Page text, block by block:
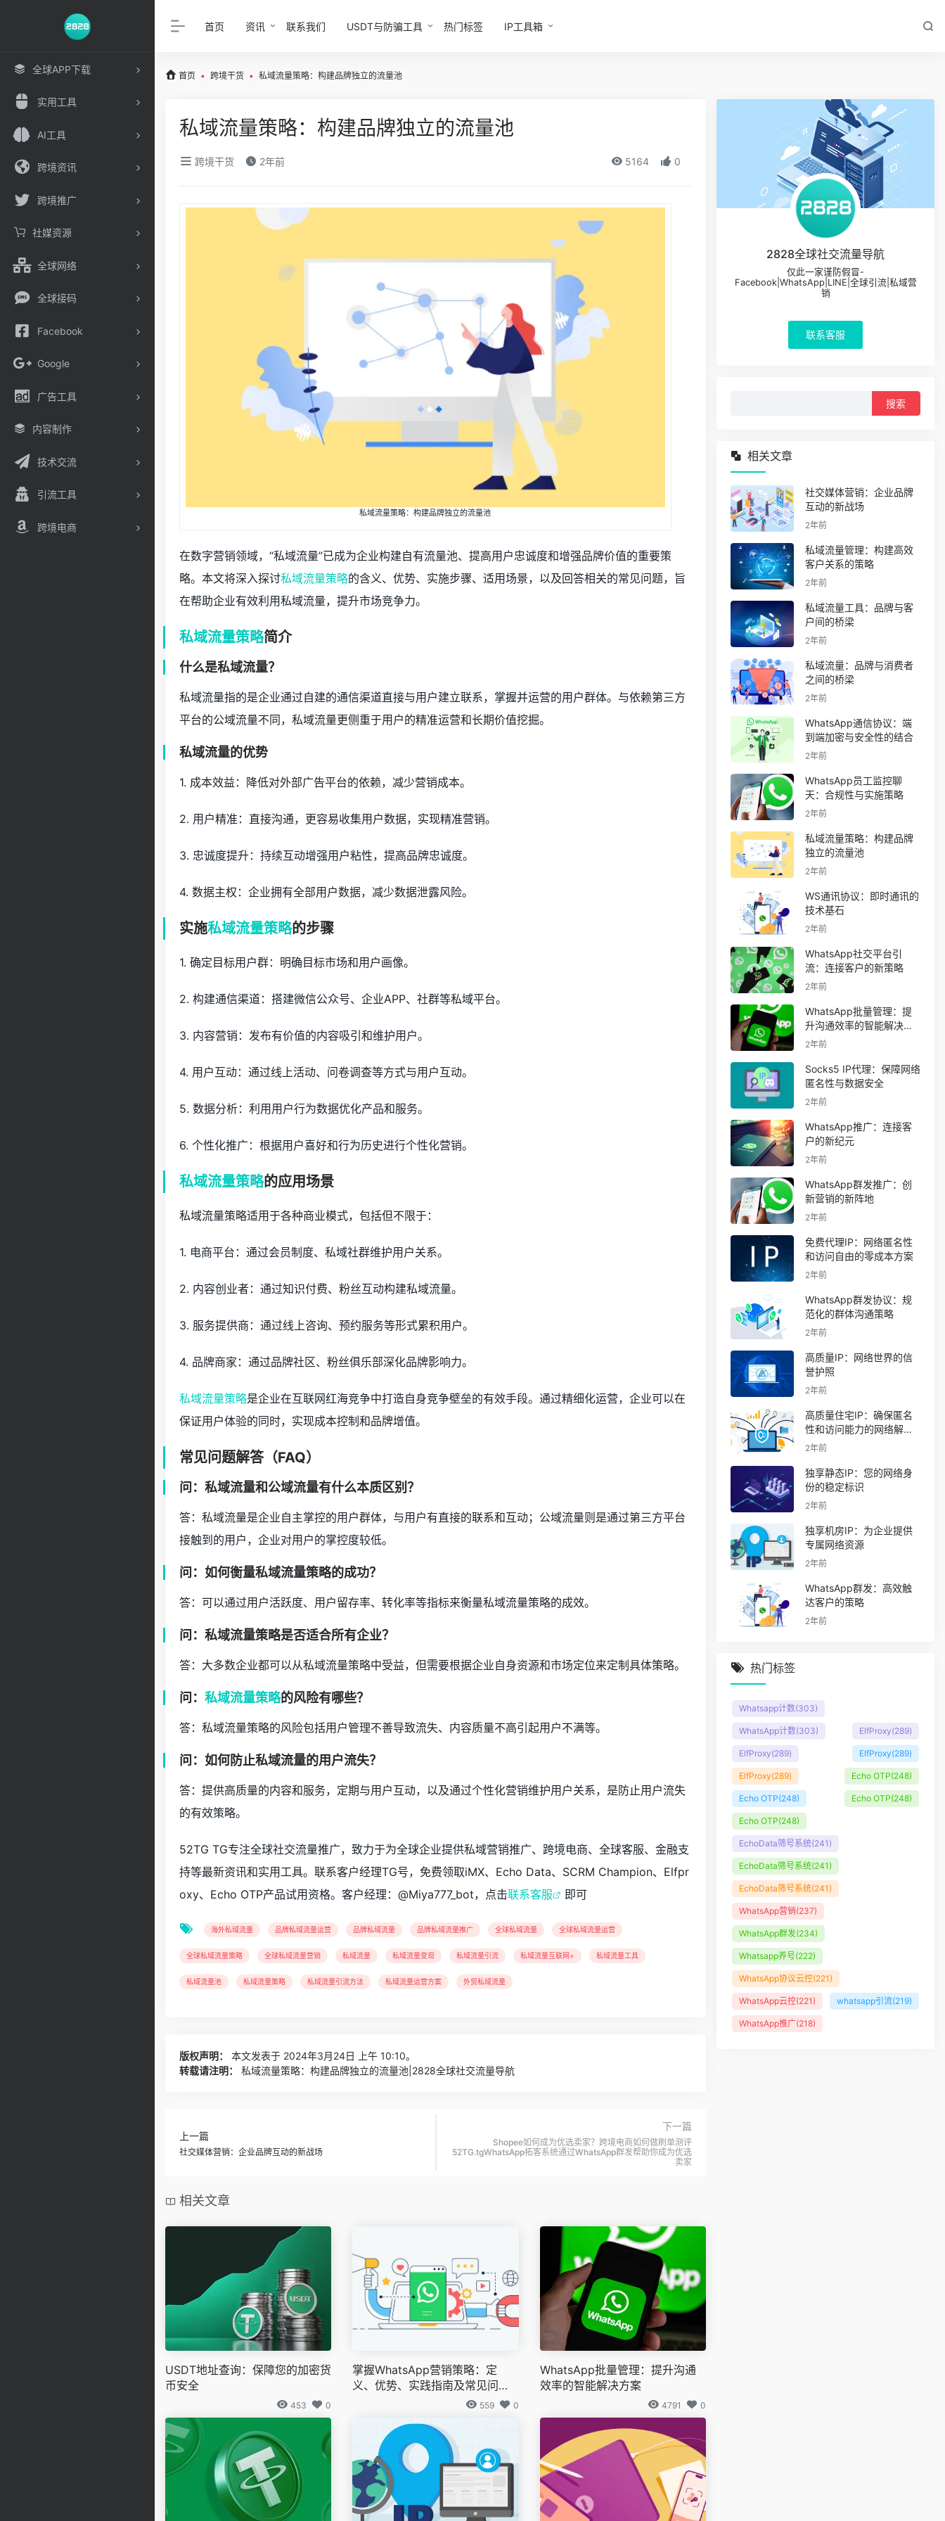
全球APP下载
实用工具
AI工具
跨境资讯
跨境推广
社媒资源
全球网络
全球接码
Facebook
Google
广告工具
内容制作
技术交流
引流工具
跨境电商
首页 资讯 联系我们 USDT与防骗工具 热门标签 IP工具箱
首页 • 跨境干货 • 私域流量策略：构建品牌独立的流量池
私域流量策略：构建品牌独立的流量池
跨境干货 2年前 5164 0
私域流量策略：构建品牌独立的流量池
在数字营销领域，“私域流量”已成为企业构建自有流量池、提高用户忠诚度和增强品牌价值的重要策
略。本文将深入探讨私域流量策略的含义、优势、实施步骤、适用场景，以及回答相关的常见问题，旨
在帮助企业有效利用私域流量，提升市场竞争力。
私域流量策略简介
什么是私域流量？
私域流量指的是企业通过自建的通信渠道直接与用户建立联系，掌握并运营的用户群体。与依赖第三方
平台的公域流量不同，私域流量更侧重于用户的精准运营和长期价值挖掘。
私域流量的优势
1. 成本效益：降低对外部广告平台的依赖，减少营销成本。
2. 用户精准：直接沟通，更容易收集用户数据，实现精准营销。
3. 忠诚度提升：持续互动增强用户粘性，提高品牌忠诚度。
4. 数据主权：企业拥有全部用户数据，减少数据泄露风险。
实施私域流量策略的步骤
1. 确定目标用户群：明确目标市场和用户画像。
2. 构建通信渠道：搭建微信公众号、企业APP、社群等私域平台。
3. 内容营销：发布有价值的内容吸引和维护用户。
4. 用户互动：通过线上活动、问卷调查等方式与用户互动。
5. 数据分析：利用用户行为数据优化产品和服务。
6. 个性化推广：根据用户喜好和行为历史进行个性化营销。
私域流量策略的应用场景
私域流量策略适用于各种商业模式，包括但不限于：
1. 电商平台：通过会员制度、私域社群维护用户关系。
2. 内容创业者：通过知识付费、粉丝互动构建私域流量。
3. 服务提供商：通过线上咨询、预约服务等形式累积用户。
4. 品牌商家：通过品牌社区、粉丝俱乐部深化品牌影响力。
私域流量策略是企业在互联网红海竞争中打造自身竞争壁垒的有效手段。通过精细化运营，企业可以在
保证用户体验的同时，实现成本控制和品牌增值。
常见问题解答（FAQ）
问：私域流量和公域流量有什么本质区别？
答：私域流量是企业自主掌控的用户群体，与用户有直接的联系和互动；公域流量则是通过第三方平台
接触到的用户，企业对用户的掌控度较低。
问：如何衡量私域流量策略的成功？
答：可以通过用户活跃度、用户留存率、转化率等指标来衡量私域流量策略的成效。
问：私域流量策略是否适合所有企业？
答：大多数企业都可以从私域流量策略中受益，但需要根据企业自身资源和市场定位来定制具体策略。
问： 私域流量策略的风险有哪些？
答：私域流量策略的风险包括用户管理不善导致流失、内容质量不高引起用户不满等。
问：如何防止私域流量的用户流失？
答：提供高质量的内容和服务，定期与用户互动，以及通过个性化营销维护用户关系，是防止用户流失
的有效策略。
52TG TG专注全球社交流量推广，致力于为全球企业提供私域营销推广、跨境电商、全球客服、金融支
持等最新资讯和实用工具。联系客户经理TG号，免费领取iMX、Echo Data、SCRM Champion、Elfpr
oxy、Echo OTP产品试用资格。客户经理：@Miya777_bot，点击联系客服 即可
海外私域流量 品牌私域流量运营 品牌私域流量 品牌私域流量推广 全球私域流量 全球私域流量运营
全球私域流量策略 全球私域流量营销 私域流量 私域流量变现 私域流量引流 私域流量互联网+ 私域流量工具
私域流量池 私域流量策略 私域流量引流方法 私域流量运营方案 外贸私域流量
版权声明：
本文发表于 2024年3月24日 上午 10:10。
转载请注明：
私域流量策略：构建品牌独立的流量池|2828全球社交流量导航
上一篇
社交媒体营销：企业品牌互动的新战场
下一篇
Shopee如何成为优选卖家？跨境电商如何做刷单测评
52TG.tgWhatsApp拓客系统通过WhatsApp群发帮助你成为优选
卖家
相关文章
USDT地址查询：保障您的加密货
币安全
453 0
掌握WhatsApp营销策略：定
义、优势、实践指南及常见问题
559 0
WhatsApp批量管理：提升沟通
效率的智能解决方案
4791 0
2828全球社交流量导航
仅此一家谨防假冒-
Facebook|WhatsApp|LINE|全球引流|私域营
销
联系客服
相关文章
社交媒体营销：企业品牌
互动的新战场
2年前
私域流量管理：构建高效
客户关系的策略
2年前
私域流量工具：品牌与客
户间的桥梁
2年前
私域流量：品牌与消费者
之间的桥梁
2年前
WhatsApp通信协议：端
到端加密与安全性的结合
2年前
WhatsApp员工监控聊
天：合规性与实施策略
2年前
私域流量策略：构建品牌
独立的流量池
2年前
WS通讯协议：即时通讯的
技术基石
2年前
WhatsApp社交平台引
流：连接客户的新策略
2年前
WhatsApp批量管理：提
升沟通效率的智能解决方
案
2年前
Socks5 IP代理：保障网络
匿名性与数据安全
2年前
WhatsApp推广：连接客
户的新纪元
2年前
WhatsApp群发推广：创
新营销的新阵地
2年前
免费代理IP：网络匿名性
和访问自由的零成本方案
2年前
WhatsApp群发协议：规
范化的群体沟通策略
2年前
高质量IP：网络世界的信
誉护照
2年前
高质量住宅IP：确保匿名
性和访问能力的网络解决
方案
2年前
独享静态IP：您的网络身
份的稳定标识
2年前
独享机房IP：为企业提供
专属网络资源
2年前
WhatsApp群发：高效触
达客户的策略
2年前
热门标签
Whatsapp计数(303)
WhatsApp计数(303) ElfProxy(289)
ElfProxy(289) ElfProxy(289)
ElfProxy(289) Echo OTP(248)
Echo OTP(248) Echo OTP(248)
Echo OTP(248)
EchoData筛号系统(241)
EchoData筛号系统(241)
EchoData筛号系统(241)
WhatsApp营销(237)
WhatsApp群发(234)
Whatsapp养号(222)
WhatsApp协议云控(221)
WhatsApp云控(221) whatsapp引流(219)
WhatsApp推广(218)